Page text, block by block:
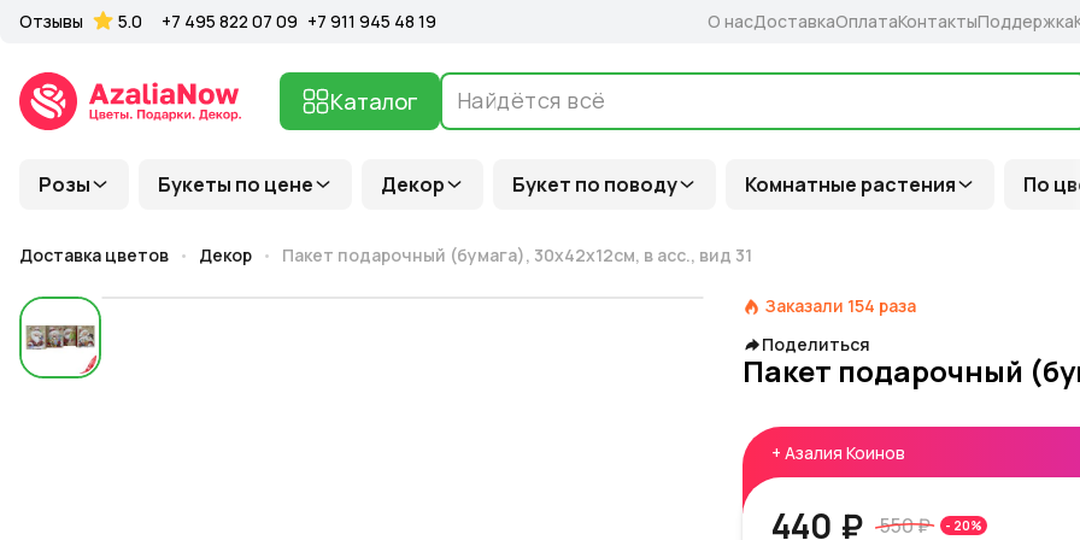
Розы Букеты по цене Декор Букет по поводу Комнатные растения По
Каталог
Отзывы 5.0 +7 495 822 07 09 +7 911 945 48 19 О насДоставкаОплатаКонтактыПоддержка
Доставка цветов Декор Пакет подарочный (бумага), 30х42х12см, в асс., вид 31
Заказали 154 раза
Поделиться
Пакет подарочный
+ Азалия Коинов
440 ₽ 550 ₽ - 20%